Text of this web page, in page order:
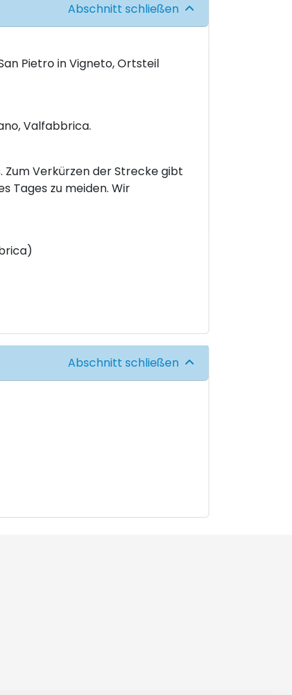
Abschnitt schließen
Pietro in Vigneto, Ortsteil
Valfabbrica.
Zum Verkürzen der Strecke gibt
Tages zu meiden. Wir
Abschnitt schließen